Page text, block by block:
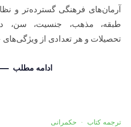
آرمان‌های فرهنگی گسترده‌تر و
طبقه، مذهب، جنسیت، سن،
تحصیلات و هر تعدادی از
ادامه مطلب
ترجمه کتاب · حکمرانی